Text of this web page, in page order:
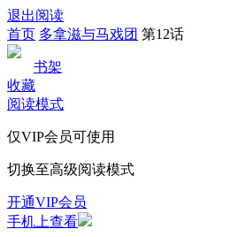
退出阅读
首页 多拿滋与马戏团 第12话
书架
收藏
阅读模式
仅VIP会员可使用
切换至高级阅读模式
开通VIP会员
手机上查看